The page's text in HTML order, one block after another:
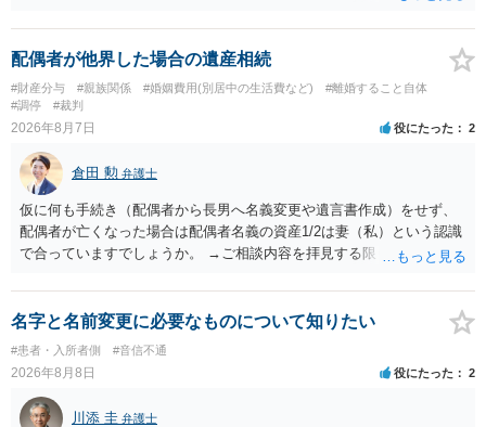
来なかった事情の変更により双方協議の上増減出来る」と「通知義務
に勤務先」が含まれているので、私に収入が入った事は相手に通知が
行く事になり、上記のような文言が無くても養育費の見直しは適宜出
来るかと思うのですが違うのでしょうか？との点はそのとおりかと思
います。養育費は事情の変更があった場合に変更するので毎年見直す
配偶者が他界した場合の遺産相続
#財産分与 #親族関係 #婚姻費用(別居中の生活費など)
#離婚すること自体
#調停
#裁判
2026年8月7日 役にたった 2
倉田 勲 弁護士
仮に何も手続き（配偶者から長男へ名義変更や遺言書作成）をせず、
配偶者が亡くなった場合は配偶者名義の資産1/2は妻（私）という認識
で合っていますでしょうか。 →ご相談内容を拝見する限りでは、その
完全に所有する場合は、他の相続人に対して自宅の評価額の１/２の代
償金の支払いが必要になります。
名字と名前変更に必要なものについて知りたい
#患者・入所者側 #音信不通
2026年8月8日 役にたった 2
川添 圭 弁護士